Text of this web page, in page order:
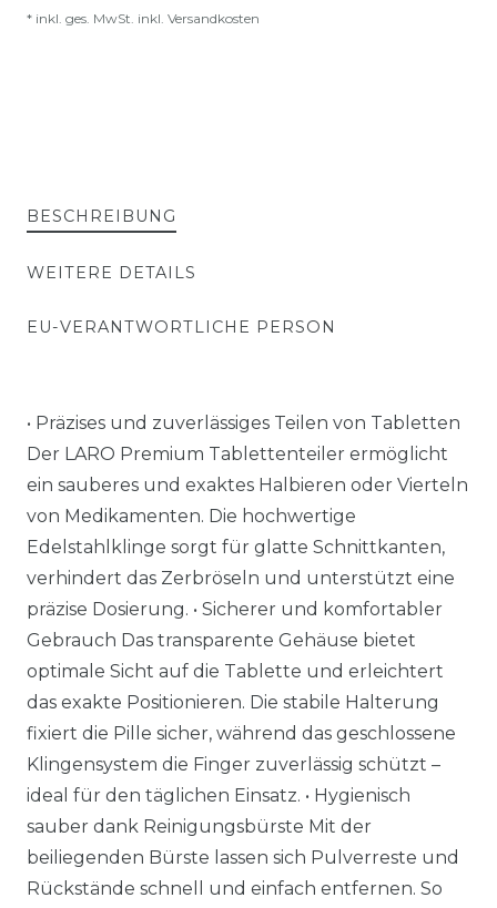
* inkl. ges. MwSt. inkl. Versandkosten
BESCHREIBUNG
WEITERE DETAILS
EU-VERANTWORTLICHE PERSON
• Präzises und zuverlässiges Teilen von Tabletten
Der LARO Premium Tablettenteiler ermöglicht
ein sauberes und exaktes Halbieren oder Vierteln
von Medikamenten. Die hochwertige
Edelstahlklinge sorgt für glatte Schnittkanten,
verhindert das Zerbröseln und unterstützt eine
präzise Dosierung. • Sicherer und komfortabler
Gebrauch Das transparente Gehäuse bietet
optimale Sicht auf die Tablette und erleichtert
das exakte Positionieren. Die stabile Halterung
fixiert die Pille sicher, während das geschlossene
Klingensystem die Finger zuverlässig schützt –
ideal für den täglichen Einsatz. • Hygienisch
sauber dank Reinigungsbürste Mit der
beiliegenden Bürste lassen sich Pulverreste und
Rückstände schnell und einfach entfernen. So